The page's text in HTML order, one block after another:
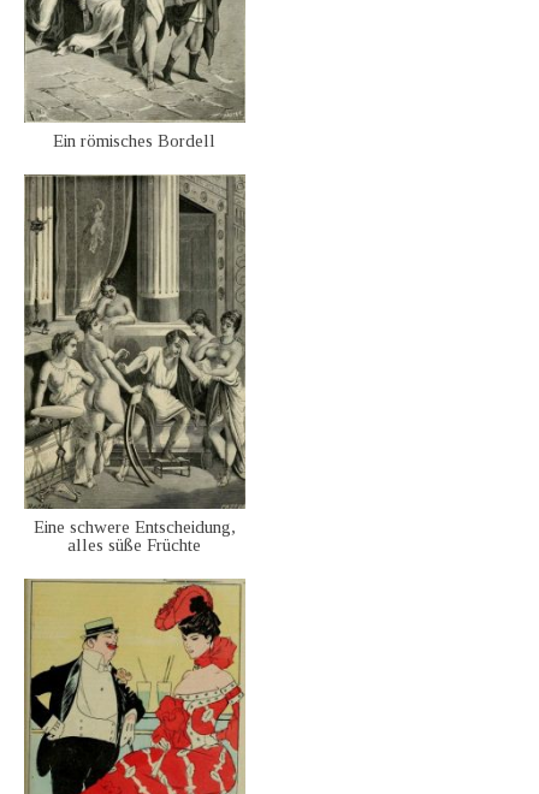
Ein römisches Bordell
Eine schwere Entscheidung,
alles süße Früchte